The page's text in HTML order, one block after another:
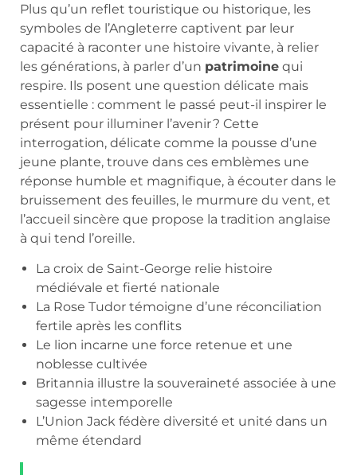
Plus qu’un reflet touristique ou historique, les
symboles de l’Angleterre captivent par leur
capacité à raconter une histoire vivante, à relier
les générations, à parler d’un patrimoine qui
respire. Ils posent une question délicate mais
essentielle : comment le passé peut-il inspirer le
présent pour illuminer l’avenir ? Cette
interrogation, délicate comme la pousse d’une
jeune plante, trouve dans ces emblèmes une
réponse humble et magnifique, à écouter dans le
bruissement des feuilles, le murmure du vent, et
l’accueil sincère que propose la tradition anglaise
à qui tend l’oreille.
La croix de Saint-George relie histoire
médiévale et fierté nationale
La Rose Tudor témoigne d’une réconciliation
fertile après les conflits
Le lion incarne une force retenue et une
noblesse cultivée
Britannia illustre la souveraineté associée à une
sagesse intemporelle
L’Union Jack fédère diversité et unité dans un
même étendard